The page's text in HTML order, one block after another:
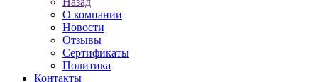
О компании
Новости
Отзывы
Сертификаты
Политика
Контакты